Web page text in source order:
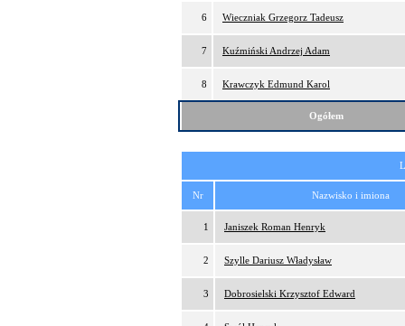
6 Wieczniak Grzegorz Tadeusz
7 Kuźmiński Andrzej Adam
8 Krawczyk Edmund Karol
Ogółem
Nr Nazwisko i imiona
1 Janiszek Roman Henryk
2 Szylle Dariusz Władysław
3 Dobrosielski Krzysztof Edward